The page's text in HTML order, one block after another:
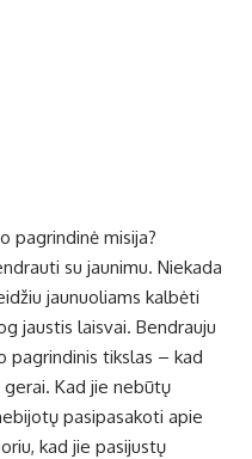
pagrindinė misija?
su jaunimu. Niekada
jaunuoliams kalbėti
jaustis laisvai. Bendrauju
pagrindinis tikslas – kad
gerai. Kad jie nebūtų
pasipasakoti apie
kad jie pasijustų